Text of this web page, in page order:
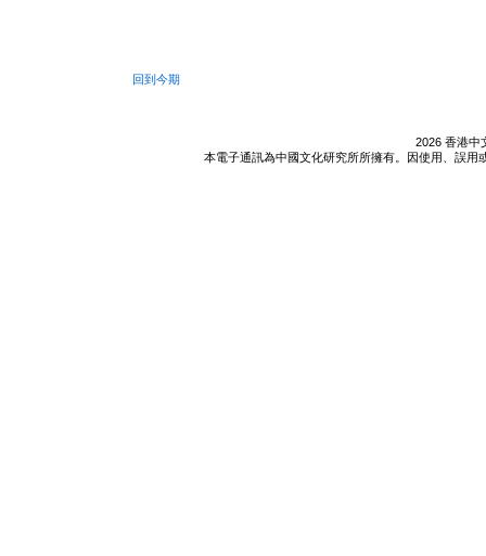
回到今期
2026 香港中
本電子通訊為中國文化研究所所擁有。因使用、誤